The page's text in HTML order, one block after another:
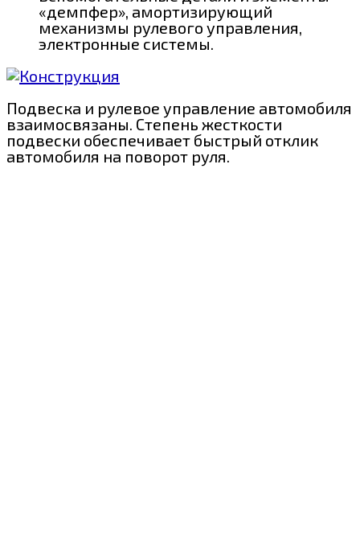
«демпфер», амортизирующий
механизмы рулевого управления,
электронные системы.
Подвеска и рулевое управление автомобиля
взаимосвязаны. Степень жесткости
подвески обеспечивает быстрый отклик
автомобиля на поворот руля.